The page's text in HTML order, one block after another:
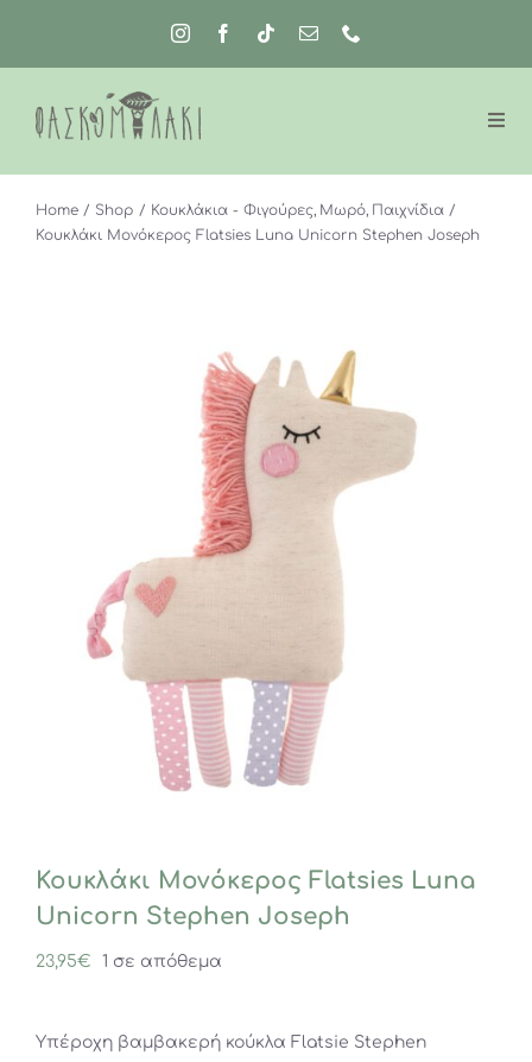
περιεχόμενο
Home Shop Κουκλάκια - Φιγούρες Μωρό Παιχνίδια
Κουκλάκι Μονόκερος Flatsies Luna Unicorn Stephen Joseph
Κουκλάκι Μονόκερος Flatsies Luna
Unicorn Stephen Joseph
23,95€ 1 σε απόθεμα
Υπέροχη βαμβακερή κούκλα Flatsie Stephen